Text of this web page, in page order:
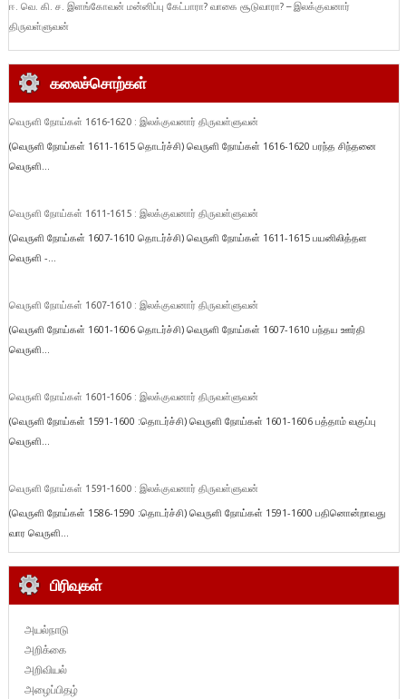
ஈ. வெ. கி. ச. இளங்கோவன் மன்னிப்பு கேட்பாரா? வாகை சூடுவாரா? – இலக்குவனார்
திருவள்ளுவன்
கலைச்சொற்கள்
வெருளி நோய்கள் 1616-1620 : இலக்குவனார் திருவள்ளுவன்
(வெருளி நோய்கள் 1611-1615 தொடர்ச்சி) வெருளி நோய்கள் 1616-1620 பரந்த சிந்தனை
வெருளி...
வெருளி நோய்கள் 1611-1615 : இலக்குவனார் திருவள்ளுவன்
(வெருளி நோய்கள் 1607-1610 தொடர்ச்சி) வெருளி நோய்கள் 1611-1615 பயனிலித்தள
வெருளி -...
வெருளி நோய்கள் 1607-1610 : இலக்குவனார் திருவள்ளுவன்
(வெருளி நோய்கள் 1601-1606 தொடர்ச்சி) வெருளி நோய்கள் 1607-1610 பந்தய ஊர்தி
வெருளி...
வெருளி நோய்கள் 1601-1606 : இலக்குவனார் திருவள்ளுவன்
(வெருளி நோய்கள் 1591-1600 :தொடர்ச்சி) வெருளி நோய்கள் 1601-1606 பத்தாம் வகுப்பு
வெருளி...
வெருளி நோய்கள் 1591-1600 : இலக்குவனார் திருவள்ளுவன்
(வெருளி நோய்கள் 1586-1590 :தொடர்ச்சி) வெருளி நோய்கள் 1591-1600 பதினொன்றாவது
வார வெருளி...
பிரிவுகள்
அயல்நாடு
அறிக்கை
அறிவியல்
அழைப்பிதழ்